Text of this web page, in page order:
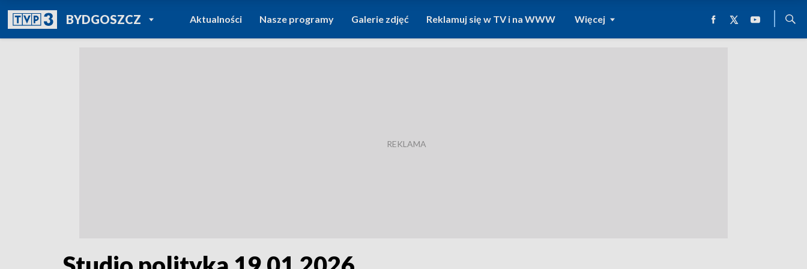
BYDGOSZCZPOWRÓT DO
TVP REGIONY
Aktualności Nasze programy Galerie zdjęć Reklamuj się w TV i na WWW Więcej